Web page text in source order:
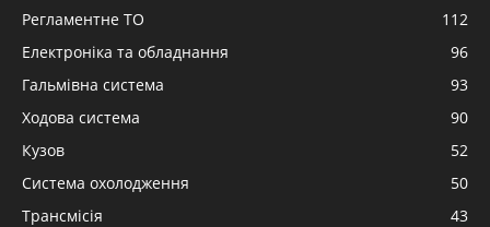
Регламентне ТО
112
Електроніка та обладнання
96
Гальмівна система
93
Ходова система
90
Кузов
52
Система охолодження
50
Трансмісія
43